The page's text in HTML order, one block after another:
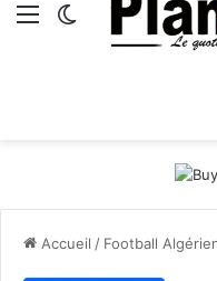
Menu Switch skin
Accueil / Football